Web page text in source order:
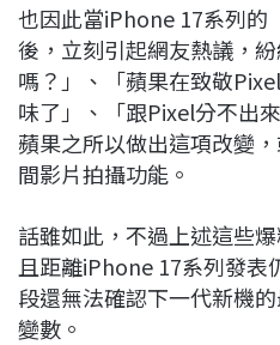
也因此當iPhone 17系列的
後，立刻引起網友熱議，
嗎？」、「蘋果在致敬
味了」、「跟Pixel分不出
蘋果之所以做出這項改變
間影片拍攝功能。
話雖如此，不過上述這些
且距離iPhone 17系列發表
段還無法確認下一代新機
變數。